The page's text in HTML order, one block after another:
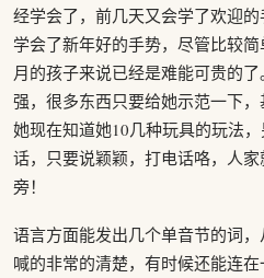
经学会了，前几天又会学了欢迎
学会了新年好的手势，尽管比较
月的孩子来说已经是难能可贵的
强，很多东西只要给她示范一下，
她现在知道她10几种玩具的玩法
话，只要说颖颖，打电话咯，人
旁！
语言方面能发出几个单音节的词，
喊的非常的清楚，有时候还能连